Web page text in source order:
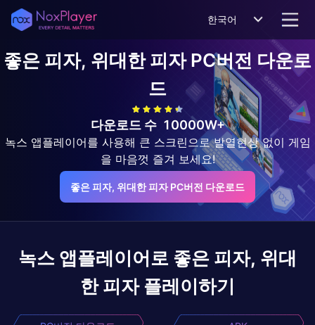
한국어
좋은 피자, 위대한 피자PC버전 다운로
드
다운로드 수 10000W+
녹스 앱플레이어를 사용해 큰 스크린으로 발열현상 없이 게임
을 마음껏 즐겨 보세요!
좋은 피자, 위대한 피자 PC버전 다운로드
녹스 앱플레이어로 좋은 피자, 위대
한 피자 플레이하기